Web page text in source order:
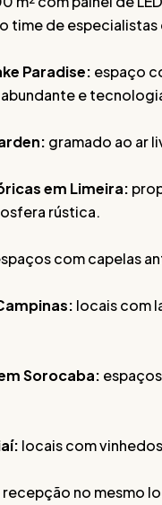
time de especialistas
Paradise: espaço
e
gramado ao ar
em Limeira:
rústica.
com capelas
locais com
Sorocaba:
locais com
recepção no mesmo